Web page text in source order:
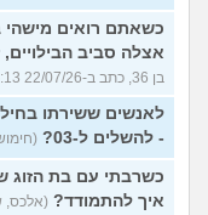
כשאתם רואים
אצלה סביב
בן 36, כתב ב-22/07/26 16:13)
לאנשים ששירתו
- להשלים ל-03?
(חימושניק, בן
כשרבתי עם בת הזוג
איך להתמודד?